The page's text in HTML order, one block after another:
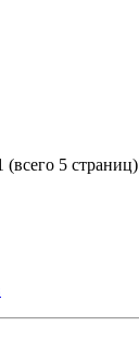
(всего 5 страниц)